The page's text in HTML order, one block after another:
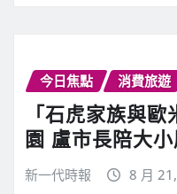
今日焦點 消費旅遊
「石虎家族與
園 盧市長陪大
新一代時報 8 月